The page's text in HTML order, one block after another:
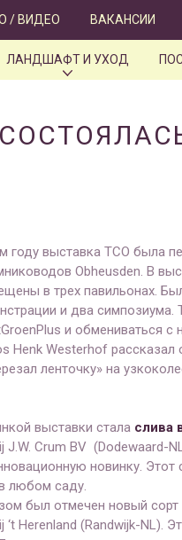
/ ВИДЕО ВАКАНСИИ
ЛАНДШАФТ И УХОД
году выставка TCO была
Obheusden. В
в трех павильонах.
и два симпозиума.
и обмениваться с
Henk Westerhof
ленточку» на
выставки стала слива
J.W. Crum BV (Dodewaard-
новинку.
любом саду.
был отмечен новый сорт
‘t Herenland (Randwijk-NL).